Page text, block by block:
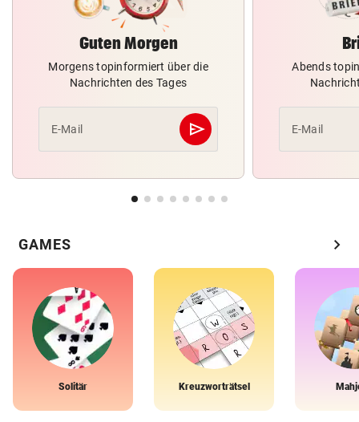
Guten Morgen
Morgens topinformiert über die
Nachrichten des Tages
E-Mail send
Abschicken
Abends
E-Mail
GAMES chevron_right
Solitär Kreuzworträtsel